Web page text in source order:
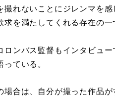
撮れないことにジレンマを
求を満たしてくれる存在の
ンバス監督もインタビュ
ている。
合は、自分が撮った作品